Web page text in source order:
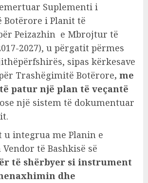
Suplementi i
Botërore i Planit të
Peizazhin e Mbrojtur të
2027), u përgatit përmes
sipas kërkesave
për Trashëgimitë Botërore, me
patur një plan të veçantë
ose një sistem të dokumentuar
u integrua me Planin e
të Bashkisë së
të shërbyer si instrument
dhe